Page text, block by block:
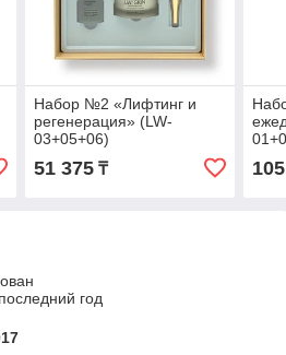
Набор №2 «Лифтинг и
регенерация» (LW-
03+05+06)
51 375₸
год